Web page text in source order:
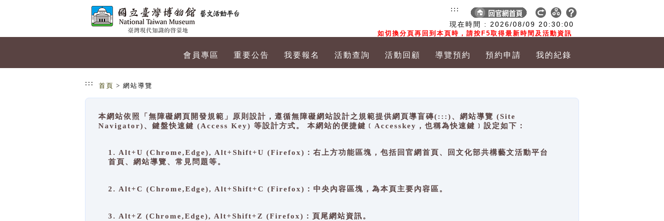
現在時間 : 2026/08/09 20:30:00
如切換分頁再回到本頁時，請按F5取得最新時間及活動資訊
:::
會員專區 重要公告 我要報名 活動查詢 活動回顧 導覽預約 預約申請 我的紀錄
::: 首頁 > 網站導覽
本網站依照「無障礙網頁開發規範」原則設計，遵循無障礙網站設計之規範提供網頁導盲磚(:::)、網站導覽 (Site
Navigator)、鍵盤快速鍵 (Access Key) 等設計方式。 本網站的便捷鍵﹝Accesskey，也稱為快速鍵﹞設定如下：
1. Alt+U (Chrome,Edge), Alt+Shift+U (Firefox)：右上方功能區塊，包括回官網首頁、回文化部共構藝文活動平台
首頁、網站導覽、常見問題等。
2. Alt+C (Chrome,Edge), Alt+Shift+C (Firefox)：中央內容區塊，為本頁主要內容區。
3. Alt+Z (Chrome,Edge), Alt+Shift+Z (Firefox)：頁尾網站資訊。